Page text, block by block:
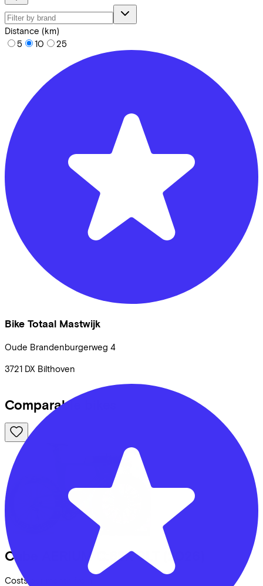
Distance (km)
5
10 25
Bike Totaal Mastwijk
Oude Brandenburgerweg 4
3721 DX Bilthoven
Comparable bikes
Cube AERIUM C:68X SLT (2026)
Costs per month from